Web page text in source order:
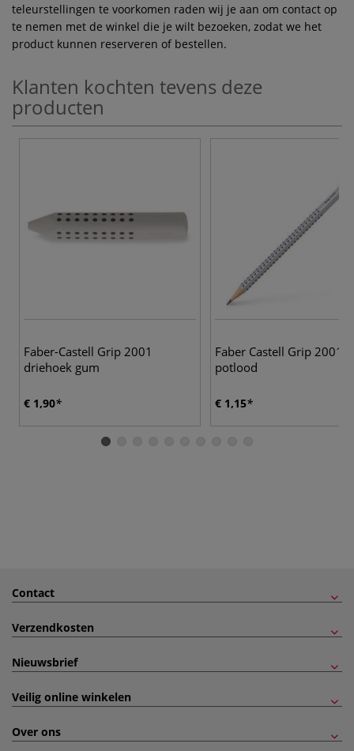
teleurstellingen te voorkomen raden wij je aan om contact op
te nemen met de winkel die je wilt bezoeken, zodat we het
product kunnen reserveren of bestellen.
Klanten kochten tevens deze
producten
Faber-Castell Grip 2001
driehoek gum
€ 1,90
Faber Castell Grip 2001
potlood
€ 1,15
Contact
Verzendkosten
Nieuwsbrief
Veilig online winkelen
Over ons